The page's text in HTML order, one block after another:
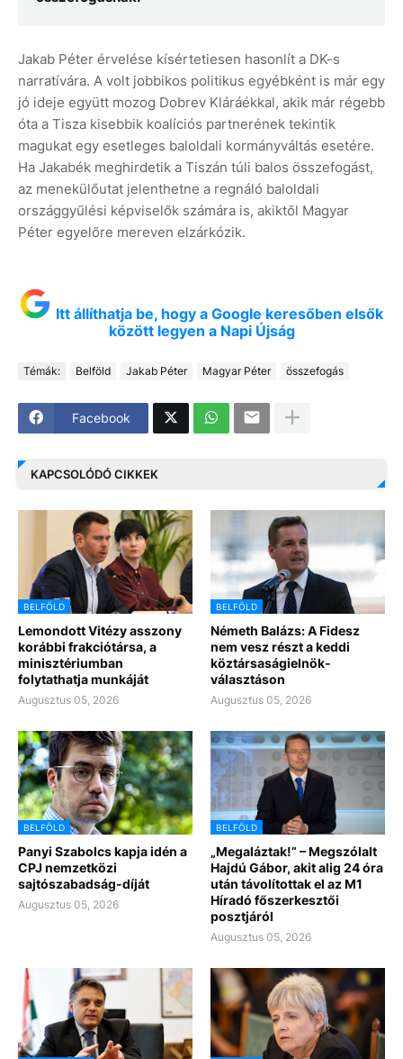
Jakab Péter érvelése kísértetiesen hasonlít a DK-s
narratívára. A volt jobbikos politikus egyébként is már egy
jó ideje együtt mozog Dobrev Kláráékkal, akik már régebb
óta a Tisza kisebbik koalíciós partnerének tekintik
magukat egy esetleges baloldali kormányváltás esetére.
Ha Jakabék meghirdetik a Tiszán túli balos összefogást,
az menekülőutat jelenthetne a regnáló baloldali
országgyűlési képviselők számára is, akiktől Magyar
Péter egyelőre mereven elzárkózik.
Itt állíthatja be, hogy a Google keresőben elsők
között legyen a Napi Újság
Témák: Belföld Jakab Péter Magyar Péter összefogás
Facebook
KAPCSOLÓDÓ CIKKEK
BELFÖLD
Lemondott Vitézy asszony
korábbi frakciótársa, a
minisztériumban
folytathatja munkáját
Augusztus 05, 2026
BELFÖLD
Németh Balázs: A Fidesz
nem vesz részt a keddi
köztársaságielnök-
választáson
Augusztus 05, 2026
BELFÖLD
Panyi Szabolcs kapja idén a
CPJ nemzetközi
sajtószabadság-díját
Augusztus 05, 2026
BELFÖLD
„Megaláztak!” – Megszólalt
Hajdú Gábor, akit alig 24 óra
után távolítottak el az M1
Híradó főszerkesztői
posztjáról
Augusztus 05, 2026